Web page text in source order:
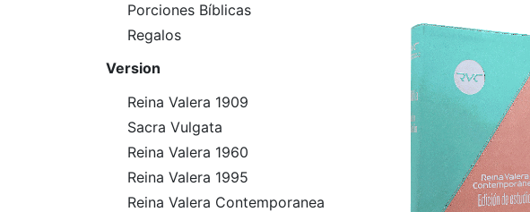
Porciones Bíblicas
Regalos
Version
Reina Valera 1909
Sacra Vulgata
Reina Valera 1960
Reina Valera 1995
Reina Valera Contemporanea